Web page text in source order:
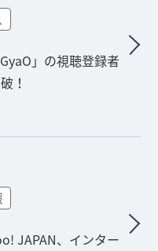
」の視聴登録者
！
JAPAN、インター